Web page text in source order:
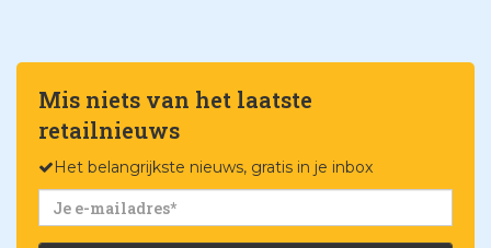
Mis niets van het laatste
retailnieuws
Het belangrijkste nieuws, gratis in je inbox